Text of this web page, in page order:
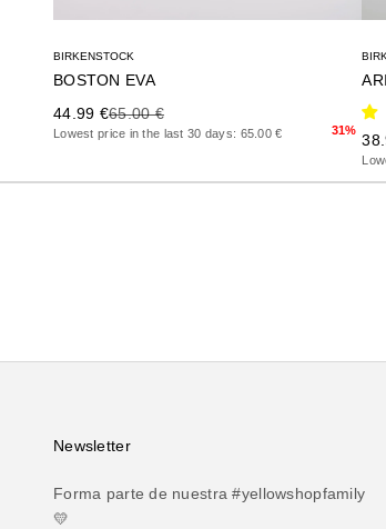
BIRKENSTOCK
BOSTON EVA
Precio de oferta
44.99 €Precio anterior
65.00 €
Lowest price in the last 30 days: 65.00 € 31%
Newsletter
Forma parte de nuestra #yellowshopfamily
💛